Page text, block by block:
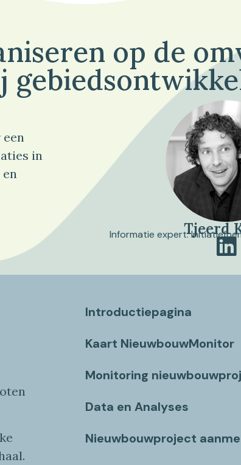
op de
een
in
en
Tjeerd
Informatie expert.
l.
Introductiepagina
Kaart NieuwbouwMonitor
Monitoring
Data en Analyses
Nieuwbouwproject